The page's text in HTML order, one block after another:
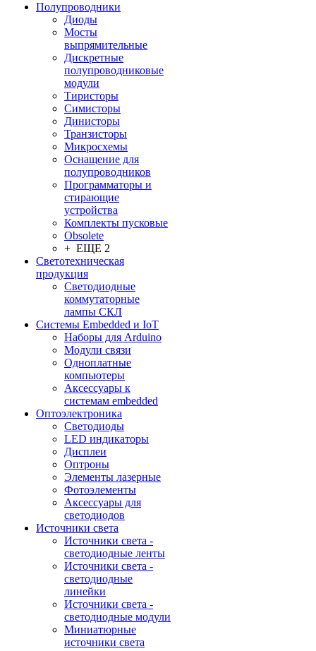
Полупроводники
Диоды
Мосты
выпрямительные
Дискретные
полупроводниковые
модули
Тиристоры
Симисторы
Динисторы
Транзисторы
Микросхемы
Оснащение для
полупроводников
Программаторы и
стирающие
устройства
Комплекты пусковые
Obsolete
+ ЕЩЕ 2
Светотехническая
продукция
Светодиодные
коммутаторные
лампы СКЛ
Системы Embedded и IoT
Наборы для Arduino
Модули связи
Одноплатные
компьютеры
Аксессуары к
системам embedded
Oптоэлектроника
Светодиоды
LED индикаторы
Дисплеи
Оптроны
Элементы лазерные
Фотоэлементы
Аксессуары для
светодиодов
Источники света
Источники света -
светодиодные ленты
Источники света -
светодиодные
линейки
Источники света -
светодиодные модули
Миниатюрные
источники света